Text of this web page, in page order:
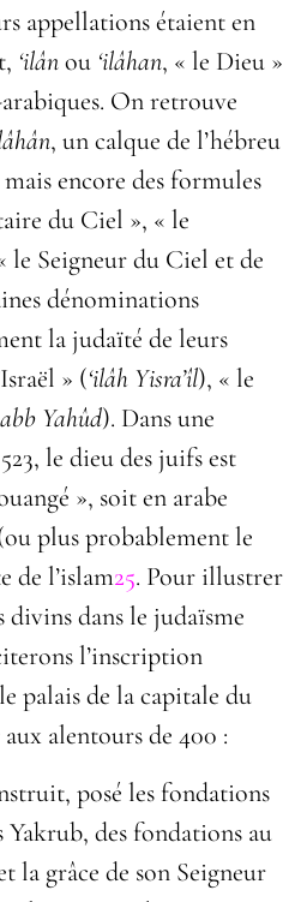
appellations étaient en
‘ilânou ‘ilâhan, « le Dieu »
On retrouve
, un calque de l’hébreu
encore des formules
du Ciel », « le
le Seigneur du Ciel et de
dénominations
la judaïté de leurs
» (‘ilâh Yisra’îl), « le
Yahûd). Dans une
le dieu des juifs est
», soit en arabe
plus probablement le
de l’islam25. Pour illustrer
dans le judaïsme
l’inscription
palais de la capitale du
alentours de 400 :
posé les fondations
des fondations au
la grâce de son Seigneur